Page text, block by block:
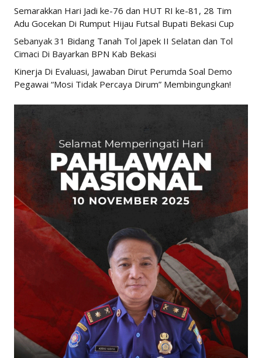
Semarakkan Hari Jadi ke-76 dan HUT RI ke-81, 28 Tim
Adu Gocekan Di Rumput Hijau Futsal Bupati Bekasi Cup
Sebanyak 31 Bidang Tanah Tol Japek II Selatan dan Tol
Cimaci Di Bayarkan BPN Kab Bekasi
Kinerja Di Evaluasi, Jawaban Dirut Perumda Soal Demo
Pegawai “Mosi Tidak Percaya Dirum” Membingungkan!